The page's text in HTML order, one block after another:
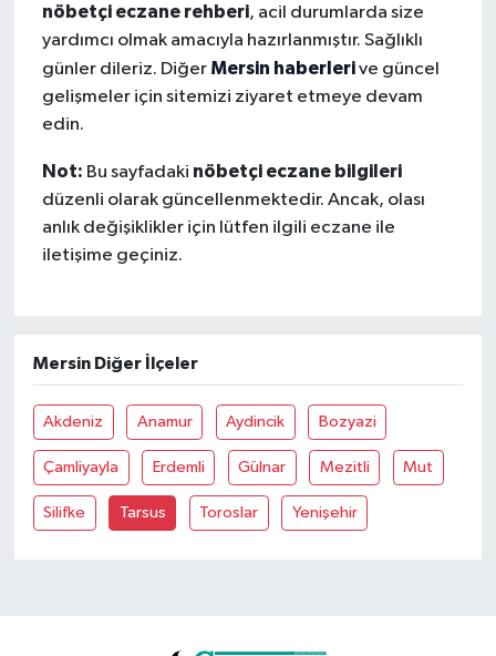
nöbetçi eczane rehberi, acil durumlarda size
yardımcı olmak amacıyla hazırlanmıştır. Sağlıklı
günler dileriz. Diğer Mersin haberlerive güncel
gelişmeler için sitemizi ziyaret etmeye devam
edin.
Not: Bu sayfadaki nöbetçi eczane bilgileri
düzenli olarak güncellenmektedir. Ancak, olası
anlık değişiklikler için lütfen ilgili eczane ile
iletişime geçiniz.
Mersin Diğer İlçeler
Akdeniz Anamur Aydincik Bozyazi
Çamliyayla Erdemli Gülnar Mezitli Mut
Silifke Tarsus Toroslar Yenişehir